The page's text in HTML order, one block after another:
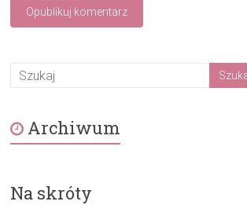
Archiwum
Na skróty